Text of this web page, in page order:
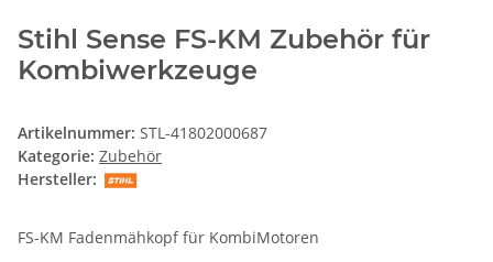
Stihl Sense FS-KM Zubehör für
Kombiwerkzeuge
Artikelnummer: STL-41802000687
Kategorie: Zubehör
Hersteller:
FS-KM Fadenmähkopf für KombiMotoren